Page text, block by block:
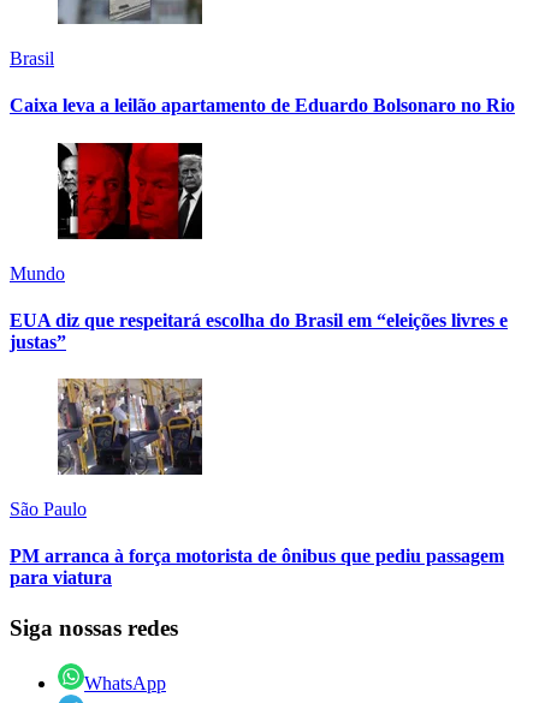
Brasil
Caixa leva a leilão apartamento de Eduardo Bolsonaro no Rio
Mundo
EUA diz que respeitará escolha do Brasil em “eleições livres e
justas”
São Paulo
PM arranca à força motorista de ônibus que pediu passagem
para viatura
Siga nossas redes
WhatsApp